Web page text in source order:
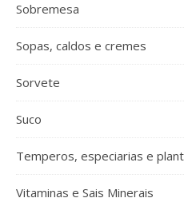
Sobremesa
Sopas, caldos e cremes
Sorvete
Suco
Temperos, especiarias e
Vitaminas e Sais Minerais